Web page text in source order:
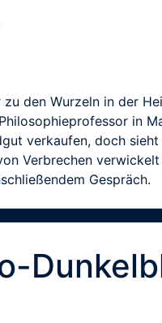
den Wurzeln in der
in
verkaufen, doch
Verbrechen verwickelt
Gespräch.